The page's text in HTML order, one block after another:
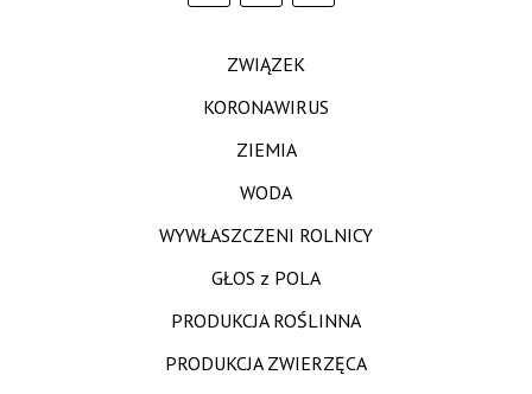
ZWIĄZEK
KORONAWIRUS
ZIEMIA
WODA
WYWŁASZCZENI ROLNICY
GŁOS z POLA
PRODUKCJA ROŚLINNA
PRODUKCJA ZWIERZĘCA